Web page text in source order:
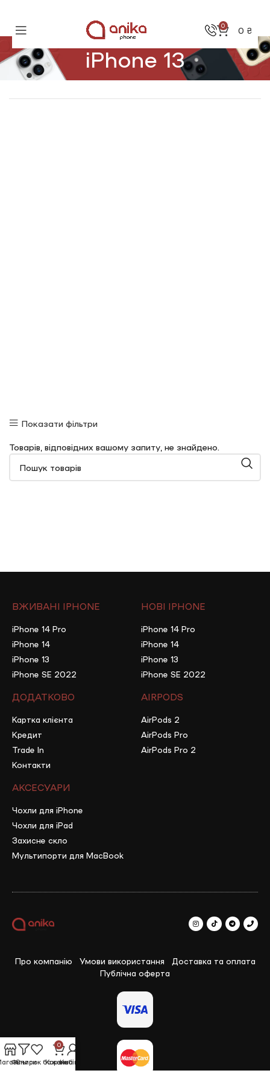
0 0 ₴
iPhone 13
Показати фільтри
Товарів, відповідних вашому запиту, не знайдено.
ВЖИВАНІ IPHONE
iPhone 14 Pro
iPhone 14
iPhone 13
iPhone SE 2022
НОВІ IPHONE
iPhone 14 Pro
iPhone 14
iPhone 13
iPhone SE 2022
ДОДАТКОВО
Картка клієнта
Кредит
Trade In
Контакти
AIRPODS
AirPods 2
AirPods Pro
AirPods Pro 2
АКСЕСУАРИ
Чохли для iPhone
Чохли для iPad
Захисне скло
Мультипорти для MacBook
Про компанію Умови використання
Доставка та оплата
Публічна оферта
Фільтри
Список бажань
0
Корзина
Кабінет